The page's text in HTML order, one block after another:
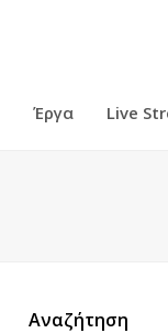
Έργα Live
Αναζήτηση